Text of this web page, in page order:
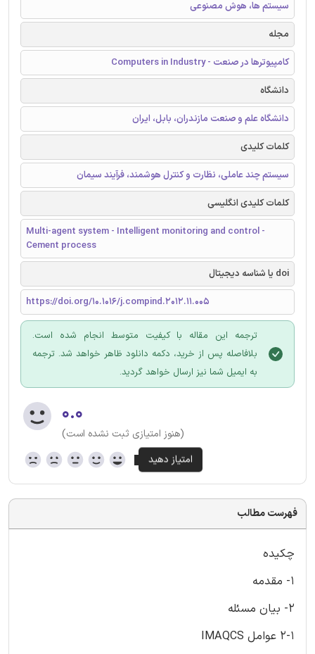
سیستم ها، هوش مصنوعی
مجله
کامپیوترها در صنعت - Computers in Industry
دانشگاه
دانشگاه علم و صنعت مازندران، بابل، ایران
کلمات کلیدی
سیستم چند عاملی، نظارت و کنترل هوشمند، فرآیند سیمان
کلمات کلیدی انگلیسی
Multi-agent system - Intelligent monitoring and control -
Cement process
doi یا شناسه دیجیتال
https://doi.org/10.1016/j.compind.2012.11.005
ترجمه این مقاله با کیفیت متوسط انجام شده است.
بلافاصله پس از خرید، دکمه دانلود ظاهر خواهد شد. ترجمه
به ایمیل شما نیز ارسال خواهد گردید.
۰.۰
(هنوز امتیازی ثبت نشده است)
فهرست مطالب
چکیده
1- مقدمه
2- بیان مسئله
2-1 عوامل IMAQCS